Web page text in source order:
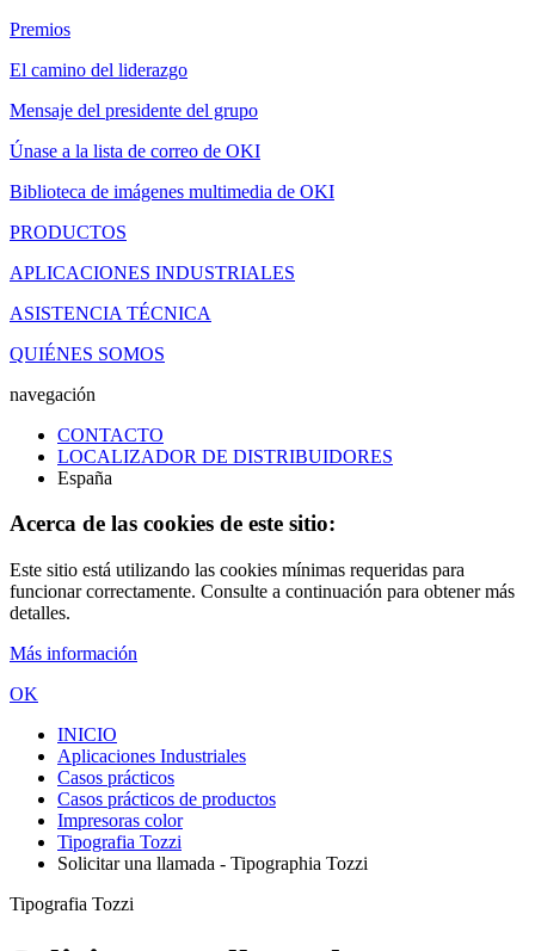
Premios
El camino del liderazgo
Mensaje del presidente del grupo
Únase a la lista de correo de OKI
Biblioteca de imágenes multimedia de OKI
PRODUCTOS
APLICACIONES INDUSTRIALES
ASISTENCIA TÉCNICA
QUIÉNES SOMOS
navegación
CONTACTO
LOCALIZADOR DE DISTRIBUIDORES
España
Acerca de las cookies de este sitio:
Este sitio está utilizando las cookies mínimas requeridas para
funcionar correctamente. Consulte a continuación para obtener más
detalles.
Más información
OK
INICIO
Aplicaciones Industriales
Casos prácticos
Casos prácticos de productos
Impresoras color
Tipografia Tozzi
Solicitar una llamada - Tipographia Tozzi
Tipografia Tozzi